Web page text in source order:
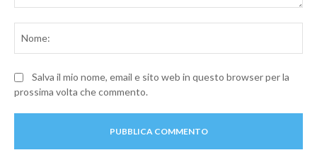
Salva il mio nome, email e sito web in questo browser per la
prossima volta che commento.